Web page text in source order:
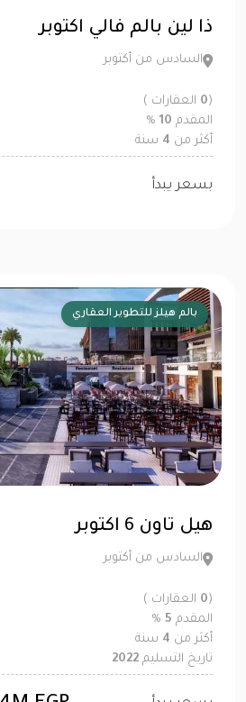
ذا لين بالم فالي اكتوبر
السادس من أكتوبر
(
0 العقارات )
المقدم 10
%
أكثر من 4 سنة
بسعر يبدأ
بالم هيلز للتطوير العقاري
هيل تاون 6 اكتوبر
السادس من أكتوبر
(
0 العقارات )
المقدم 5
%
أكثر من 4 سنة
تاريخ التسليم 2022